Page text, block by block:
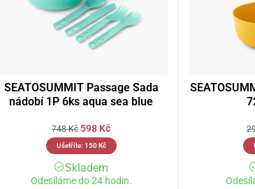
SEATOSUMMIT Passage Sada
nádobí 1P 6ks aqua sea blue
748Kč 598 Kč
Ušetříte: 150Kč
Skladem
Odesíláme do 24 hodin.